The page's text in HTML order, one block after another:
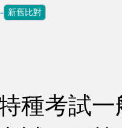
新舊比對
種考試